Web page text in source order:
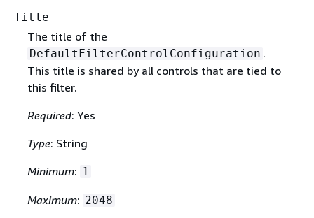
Title
The title of the
DefaultFilterControlConfiguration .
This title is shared by all controls that are tied to
this filter.
Required: Yes
Type: String
Minimum: 1
Maximum: 2048